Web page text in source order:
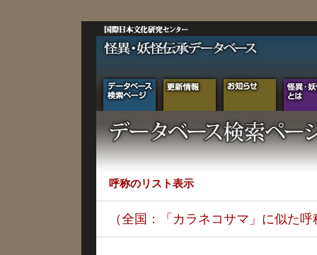
呼称のリスト表示
（全国：「カラネコサマ」に似た呼